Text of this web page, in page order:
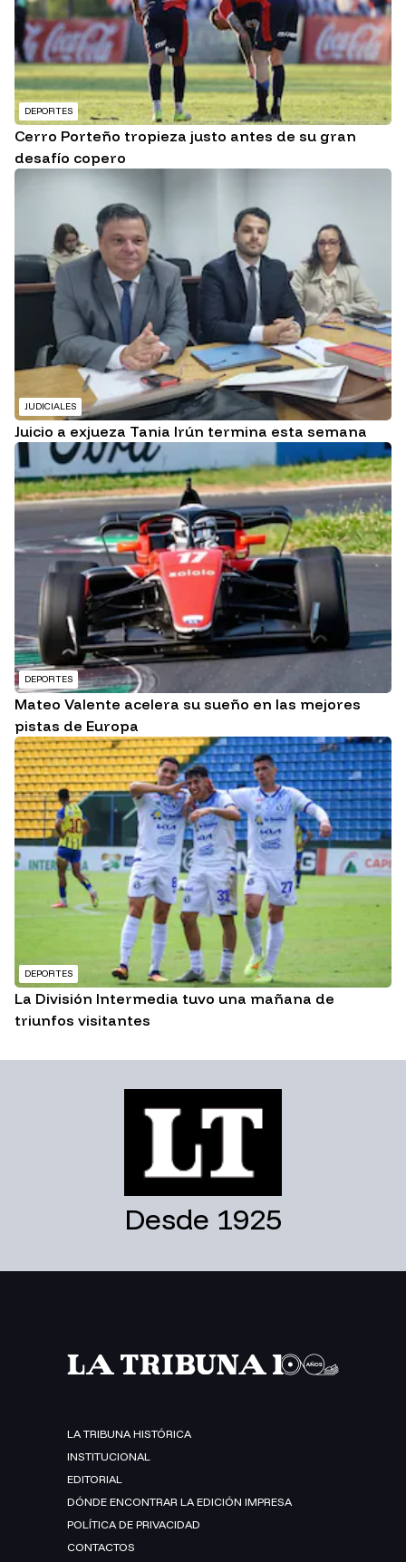
DEPORTES
Cerro Porteño tropieza justo antes de su gran
desafío copero
JUDICIALES
Juicio a exjueza Tania Irún termina esta semana
DEPORTES
Mateo Valente acelera su sueño en las mejores
pistas de Europa
DEPORTES
La División Intermedia tuvo una mañana de
triunfos visitantes
Desde 1925
LA TRIBUNA HISTÓRICA
INSTITUCIONAL
EDITORIAL
DÓNDE ENCONTRAR LA EDICIÓN IMPRESA
POLÍTICA DE PRIVACIDAD
CONTACTOS